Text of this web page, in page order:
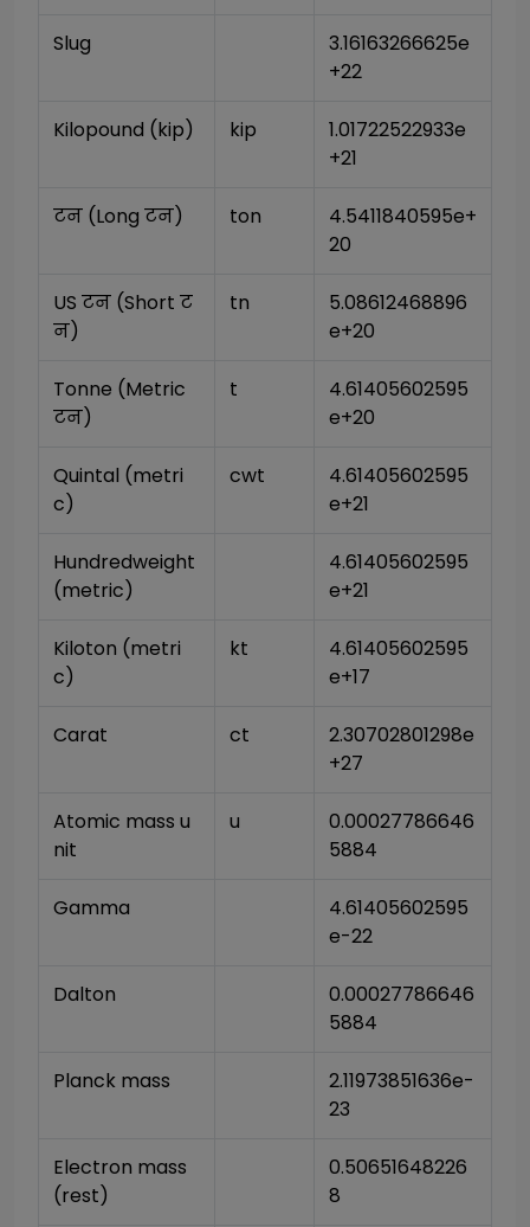
Slug
3.16163266625e
+22
Kilopound (kip) kip
1.01722522933e
+21
टन (Long टन) ton
4.5411840595e+
20
US टन (Short ट
न)
tn
5.08612468896
e+20
Tonne (Metric
टन)
t
4.61405602595
e+20
Quintal (metri
c)
cwt
4.61405602595
e+21
Hundredweight
(metric)
4.61405602595
e+21
Kiloton (metri
c)
kt
4.61405602595
e+17
Carat ct
2.30702801298e
+27
Atomic mass u
nit
u
0.00027786646
5884
Gamma
4.61405602595
e-22
Dalton
0.00027786646
5884
Planck mass
2.11973851636e-
23
Electron mass
(rest)
0.50651648226
8